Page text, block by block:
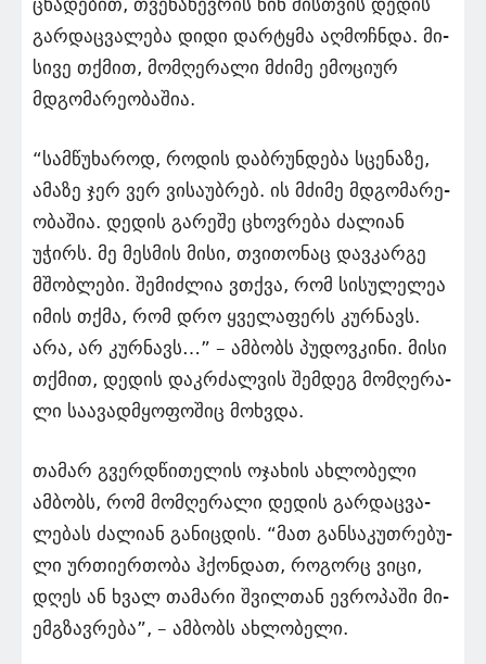
გარ­დაც­ვა­ლე­ბა დიდი დარ­ტყმა აღ­მოჩ­ნდა. მი­
სი­ვე თქმით, მომ­ღე­რა­ლი მძი­მე ემო­ცი­ურ
მდგო­მა­რე­ო­ბა­შია.
“სამ­წუ­ხა­როდ, რო­დის დაბ­რუნ­დე­ბა სცე­ნა­ზე,
ამა­ზე ჯერ ვერ ვი­სა­უბ­რებ. ის მძი­მე მდგო­მა­რე­
ო­ბა­შია. დე­დის გა­რე­შე ცხოვ­რე­ბა ძა­ლი­ან
უჭირს. მე მეს­მის მისი, თვი­თო­ნაც დავ­კარ­გე
მშობ­ლე­ბი. შე­მიძ­ლია ვთქვა, რომ სი­სუ­ლე­ლეა
იმის თქმა, რომ დრო ყვე­ლა­ფერს კურ­ნავს.
არა, არ კურ­ნავს…” – ამ­ბობს პუ­დოვ­კი­ნი. მისი
თქმით, დე­დის დაკ­რძალ­ვის შემ­დეგ მომ­ღე­რა­
ლი სა­ა­ვად­მყო­ფო­შიც მოხ­ვდა.
თა­მარ გვერდწი­თე­ლის ოჯა­ხის ახ­ლო­ბელი
ამბობს, რომ მომ­ღე­რა­ლი დე­დის გარ­დაც­ვა­
ლე­ბას ძა­ლი­ან გა­ნიც­დის. “მათ გან­სა­კუთ­რე­ბუ­
ლი ურ­თი­ერ­თო­ბა ჰქონ­დათ, რო­გორც ვიცი,
დღეს ან ხვალ თა­მა­რი შვილ­თან ევ­რო­პა­ში მი­
ემ­გზავ­რე­ბა”, – ამ­ბობს ახ­ლო­ბე­ლი.